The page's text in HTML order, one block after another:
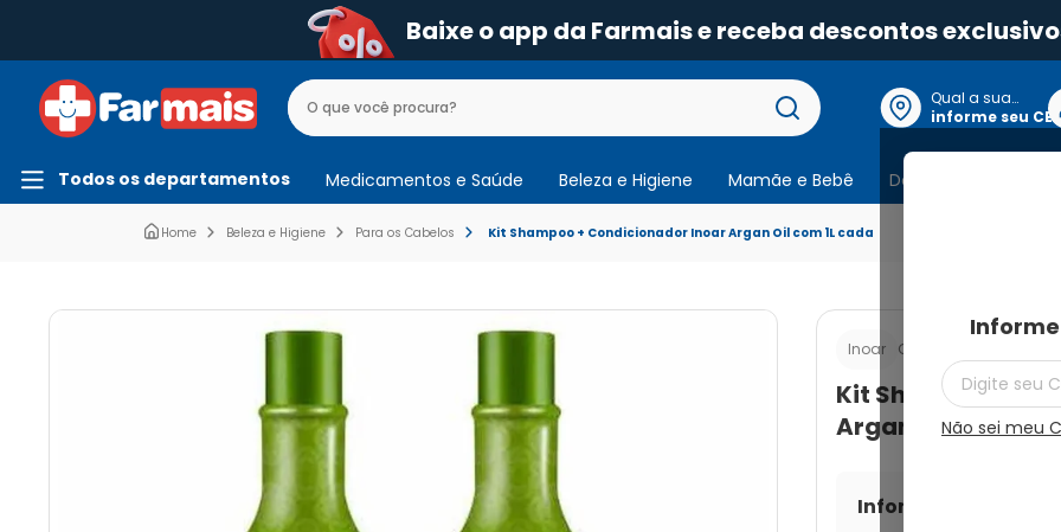
Baixe o app da Farmais e receba descontos
Qual a sua
localização?
informe seu CEP
Não sei meu
Todos os departamentos Medicamentos e Saúde Beleza e Higiene Mamãe e Bebê Dermocosmeticos
Beleza e Higiene Para os Cabelos Kit Shampoo + Condicionador Inoar Argan Oil com 1L cada
Inoar Cod.:
Kit Shampoo +
Argan Oil com 1L
Informe seu CEP